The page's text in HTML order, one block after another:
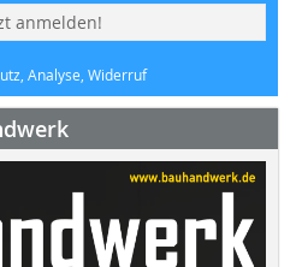
anmelden!
Analyse, Widerruf